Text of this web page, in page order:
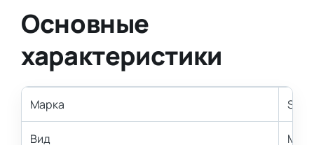
Основные
характеристики
Марка
Вид